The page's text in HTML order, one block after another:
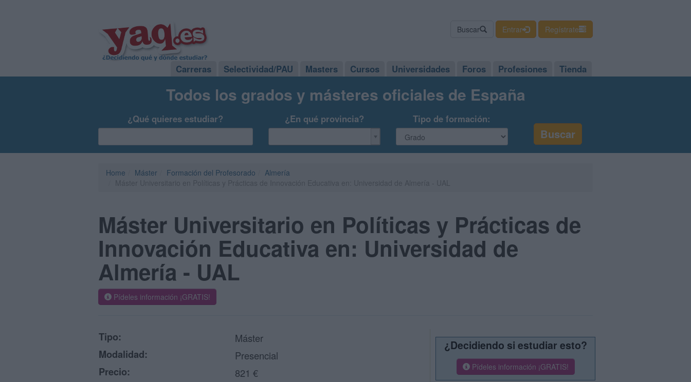
Buscar Entrar Regístrate
Carreras Selectividad/PAU Masters Cursos Universidades Foros Profesiones Tienda
Todos los grados y másteres oficiales de España
¿Qué quieres estudiar? ¿En qué provincia? Tipo de formación:
Home Máster Formación del Profesorado
Almería
Máster Universitario en Políticas y Prácticas de
Innovación Educativa en: Universidad de
Almería - UAL
Pídeles información ¡GRATIS!
Tipo:
Máster
Modalidad:
Presencial
Precio:
821 €
¿Decidiendo si estudiar esto?
Pídeles información ¡GRATIS!